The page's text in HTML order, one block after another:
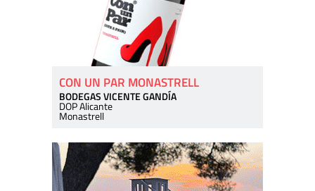
CON UN PAR MONASTRELL
BODEGAS VICENTE GANDÍA
DOP Alicante
Monastrell